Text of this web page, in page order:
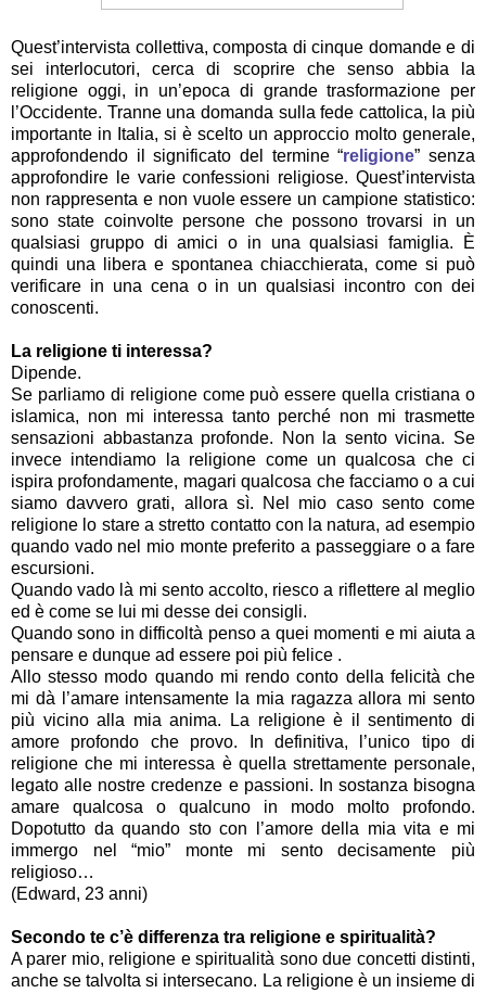
Quest’intervista collettiva, composta di cinque domande e di
sei interlocutori, cerca di scoprire che senso abbia la
religione oggi, in un’epoca di grande trasformazione per
l’Occidente. Tranne una domanda sulla fede cattolica, la più
importante in Italia, si è scelto un approccio molto generale,
approfondendo il significato del termine “religione” senza
approfondire le varie confessioni religiose. Quest’intervista
non rappresenta e non vuole essere un campione statistico:
sono state coinvolte persone che possono trovarsi in un
qualsiasi gruppo di amici o in una qualsiasi famiglia. È
quindi una libera e spontanea chiacchierata, come si può
verificare in una cena o in un qualsiasi incontro con dei
conoscenti.
La religione ti interessa?
Dipende.
Se parliamo di religione come può essere quella cristiana o
islamica, non mi interessa tanto perché non mi trasmette
sensazioni abbastanza profonde. Non la sento vicina. Se
invece intendiamo la religione come un qualcosa che ci
ispira profondamente, magari qualcosa che facciamo o a cui
siamo davvero grati, allora sì. Nel mio caso sento come
religione lo stare a stretto contatto con la natura, ad esempio
quando vado nel mio monte preferito a passeggiare o a fare
escursioni.
Quando vado là mi sento accolto, riesco a riflettere al meglio
ed è come se lui mi desse dei consigli.
Quando sono in difficoltà penso a quei momenti e mi aiuta a
pensare e dunque ad essere poi più felice .
Allo stesso modo quando mi rendo conto della felicità che
mi dà l’amare intensamente la mia ragazza allora mi sento
più vicino alla mia anima. La religione è il sentimento di
amore profondo che provo. In definitiva, l’unico tipo di
religione che mi interessa è quella strettamente personale,
legato alle nostre credenze e passioni. In sostanza bisogna
amare qualcosa o qualcuno in modo molto profondo.
Dopotutto da quando sto con l’amore della mia vita e mi
immergo nel “mio” monte mi sento decisamente più
religioso…
(Edward, 23 anni)
Secondo te c’è differenza tra religione e spiritualità?
A parer mio, religione e spiritualità sono due concetti distinti,
anche se talvolta si intersecano. La religione è un insieme di